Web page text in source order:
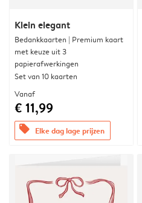
Klein elegant
Bedankkaarten | Premium kaart
met keuze uit 3
papierafwerkingen
Set van 10 kaarten
Vanaf
€ 11,99
offers Elke dag lage prijzen